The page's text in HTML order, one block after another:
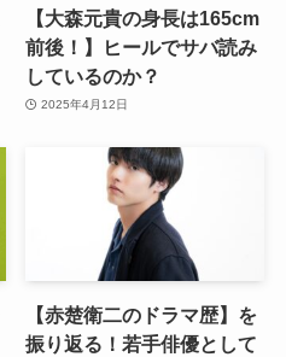
【大森元貴の身長は165cm
前後！】ヒールでサバ読み
しているのか？
2025年4月12日
【赤楚衛二のドラマ歴】を
振り返る！若手俳優として